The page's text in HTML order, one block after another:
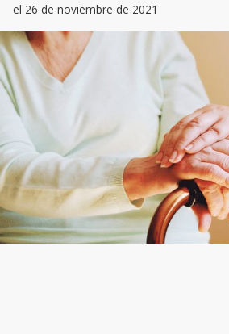
el 26 de noviembre de 2021